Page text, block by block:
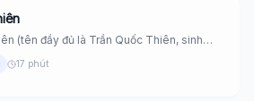
(tên đầy đủ là Trần Quốc Thiên, sinh
17 phút